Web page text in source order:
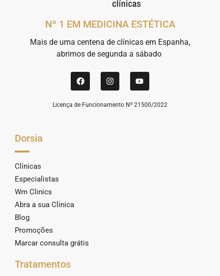
Nº 1 EM MEDICINA ESTÉTICA
Mais de uma centena de clínicas em Espanha,
abrimos de segunda a sábado
Licença de Funcionamento Nº 21500/2022
Dorsia
Clínicas
Especialistas
Wm Clinics
Abra a sua Clínica
Blog
Promoções
Marcar consulta grátis
Tratamentos